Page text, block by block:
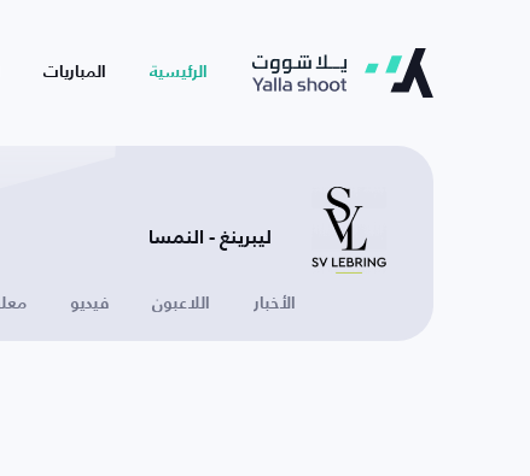
الرئيسية المباريات
ليبرينغ - النمسا
الأخبار اللاعبون فيديو